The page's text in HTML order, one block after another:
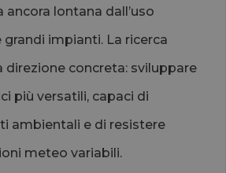
ancora lontana dall’uso
impianti. La ricerca
direzione concreta: sviluppare
più versatili, capaci di
ambientali e di resistere
meteo variabili.